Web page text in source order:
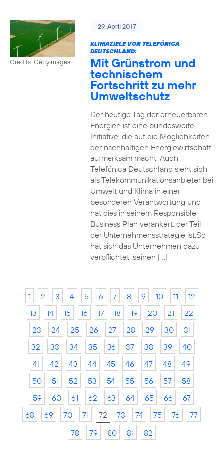
Credits: Gettyimages
29. April 2017
KLIMAZIELE VON TELEFÓNICA
DEUTSCHLAND:
Mit Grünstrom und
technischem
Fortschritt zu mehr
Umweltschutz
Der heutige Tag der erneuerbaren
Energien ist eine bundesweite
Initiative, die auf die Möglichkeiten
der nachhaltigen Energiewirtschaft
aufmerksam macht. Auch
Telefónica Deutschland sieht sich
als Telekommunikationsanbieter bei
Umwelt und Klima in einer
besonderen Verantwortung und
hat dies in seinem Responsible
Business Plan verankert, der Teil
der Unternehmensstrategie ist.So
hat sich das Unternehmen dazu
verpflichtet, seinen […]
1 2 3 4 5 6 7 8 9 10 11
12
13
14 15 16 17 18 19 20 21
22
23
24 25 26 27 28 29 30
31
32
33 34 35 36 37 38 39
40
41
42 43 44 45 46 47 48
49
50
51 52 53 54 55 56 57
58
59
60 61 62 63 64 65 66
67
68
69 70 71 72 73 74 75 76
77
78
79 80 81 82